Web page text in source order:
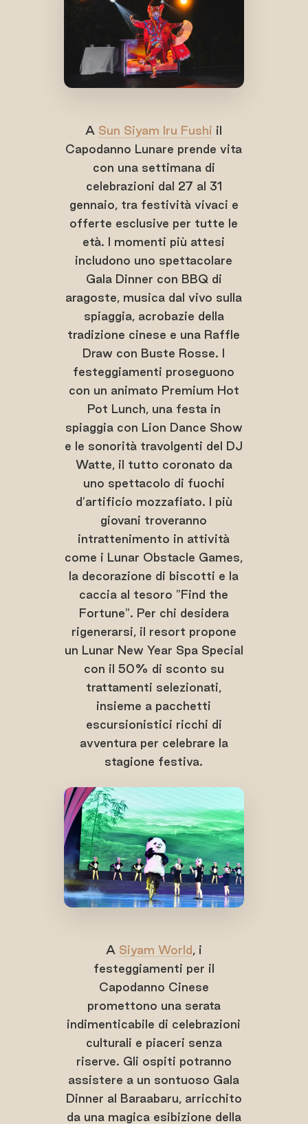
A Sun Siyam Iru Fushi il
Capodanno Lunare prende vita
con una settimana di
celebrazioni dal 27 al 31
gennaio, tra festività vivaci e
offerte esclusive per tutte le
età. I momenti più attesi
includono uno spettacolare
Gala Dinner con BBQ di
aragoste, musica dal vivo sulla
spiaggia, acrobazie della
tradizione cinese e una Raffle
Draw con Buste Rosse. I
festeggiamenti proseguono
con un animato Premium Hot
Pot Lunch, una festa in
spiaggia con Lion Dance Show
e le sonorità travolgenti del DJ
Watte, il tutto coronato da
uno spettacolo di fuochi
d'artificio mozzafiato. I più
giovani troveranno
intrattenimento in attività
come i Lunar Obstacle Games,
la decorazione di biscotti e la
caccia al tesoro "Find the
Fortune". Per chi desidera
rigenerarsi, il resort propone
un Lunar New Year Spa Special
con il 50% di sconto su
trattamenti selezionati,
insieme a pacchetti
escursionistici ricchi di
avventura per celebrare la
stagione festiva.
A Siyam World , i
festeggiamenti per il
Capodanno Cinese
promettono una serata
indimenticabile di celebrazioni
culturali e piaceri senza
riserve. Gli ospiti potranno
assistere a un sontuoso Gala
Dinner al Baraabaru, arricchito
da una magica esibizione della